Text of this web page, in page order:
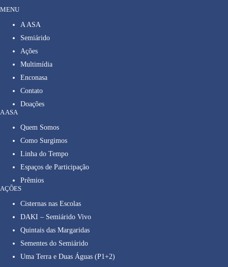
MENU
A ASA
Semiárido
Ações
Multimídia
Enconasa
Contato
Doações
A ASA
Quem Somos
Como Surgimos
Linha do Tempo
Espaços de Participação
Prêmios
AÇÕES
Cisternas nas Escolas
DAKI – Semiárido Vivo
Quintais das Margaridas
Sementes do Semiárido
Uma Terra e Duas Águas (P1+2)